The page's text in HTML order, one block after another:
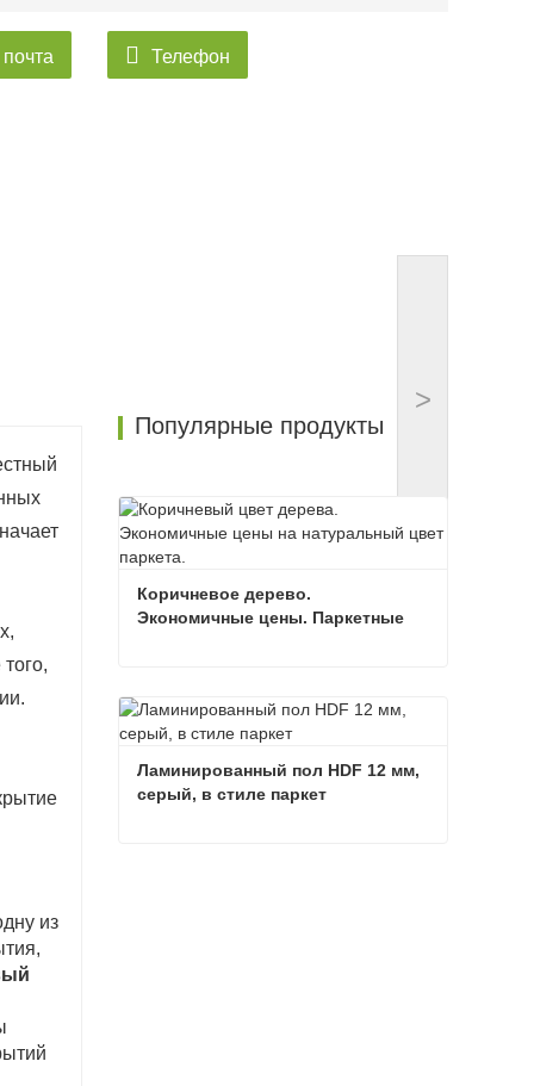
Телефон
>
из
Популярные продукты
Коричневое дерево.
Экономичные цены. Паркетные
Связаться сейчас
Ламинированный пол HDF 12 мм,
серый, в стиле паркет